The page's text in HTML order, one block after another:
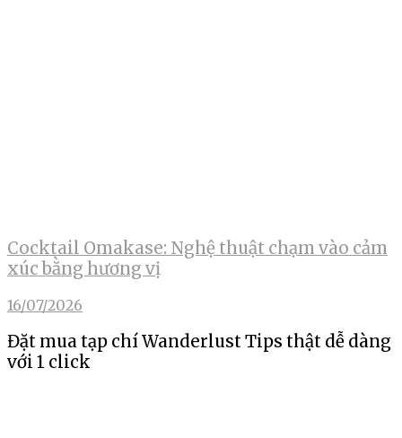
Cocktail Omakase: Nghệ thuật chạm vào cảm
xúc bằng hương vị
16/07/2026
Đặt mua tạp chí Wanderlust Tips thật dễ dàng
với 1 click